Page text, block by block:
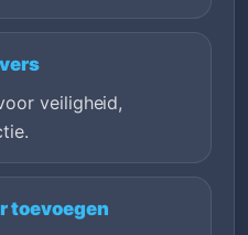
veiligheid,
toevoegen